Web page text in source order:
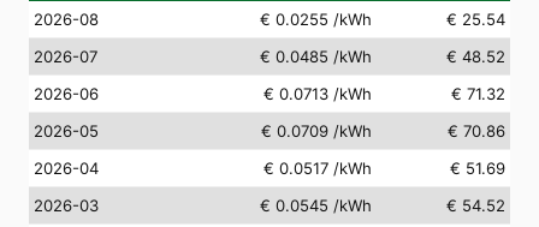
2026-08 € 0.0255 /kWh
€ 25.54
2026-07
€ 0.0485 /kWh
€ 48.52
2026-06
€ 0.0713 /kWh
€ 71.32
2026-05
€ 0.0709 /kWh
€ 70.86
2026-04
€ 0.0517 /kWh
€ 51.69
2026-03
€ 0.0545 /kWh
€ 54.52